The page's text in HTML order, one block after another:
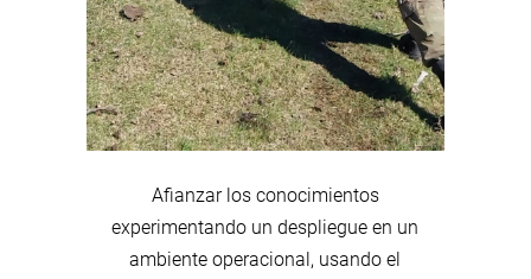
Afianzar los conocimientos
experimentando un despliegue en un
ambiente operacional, usando el